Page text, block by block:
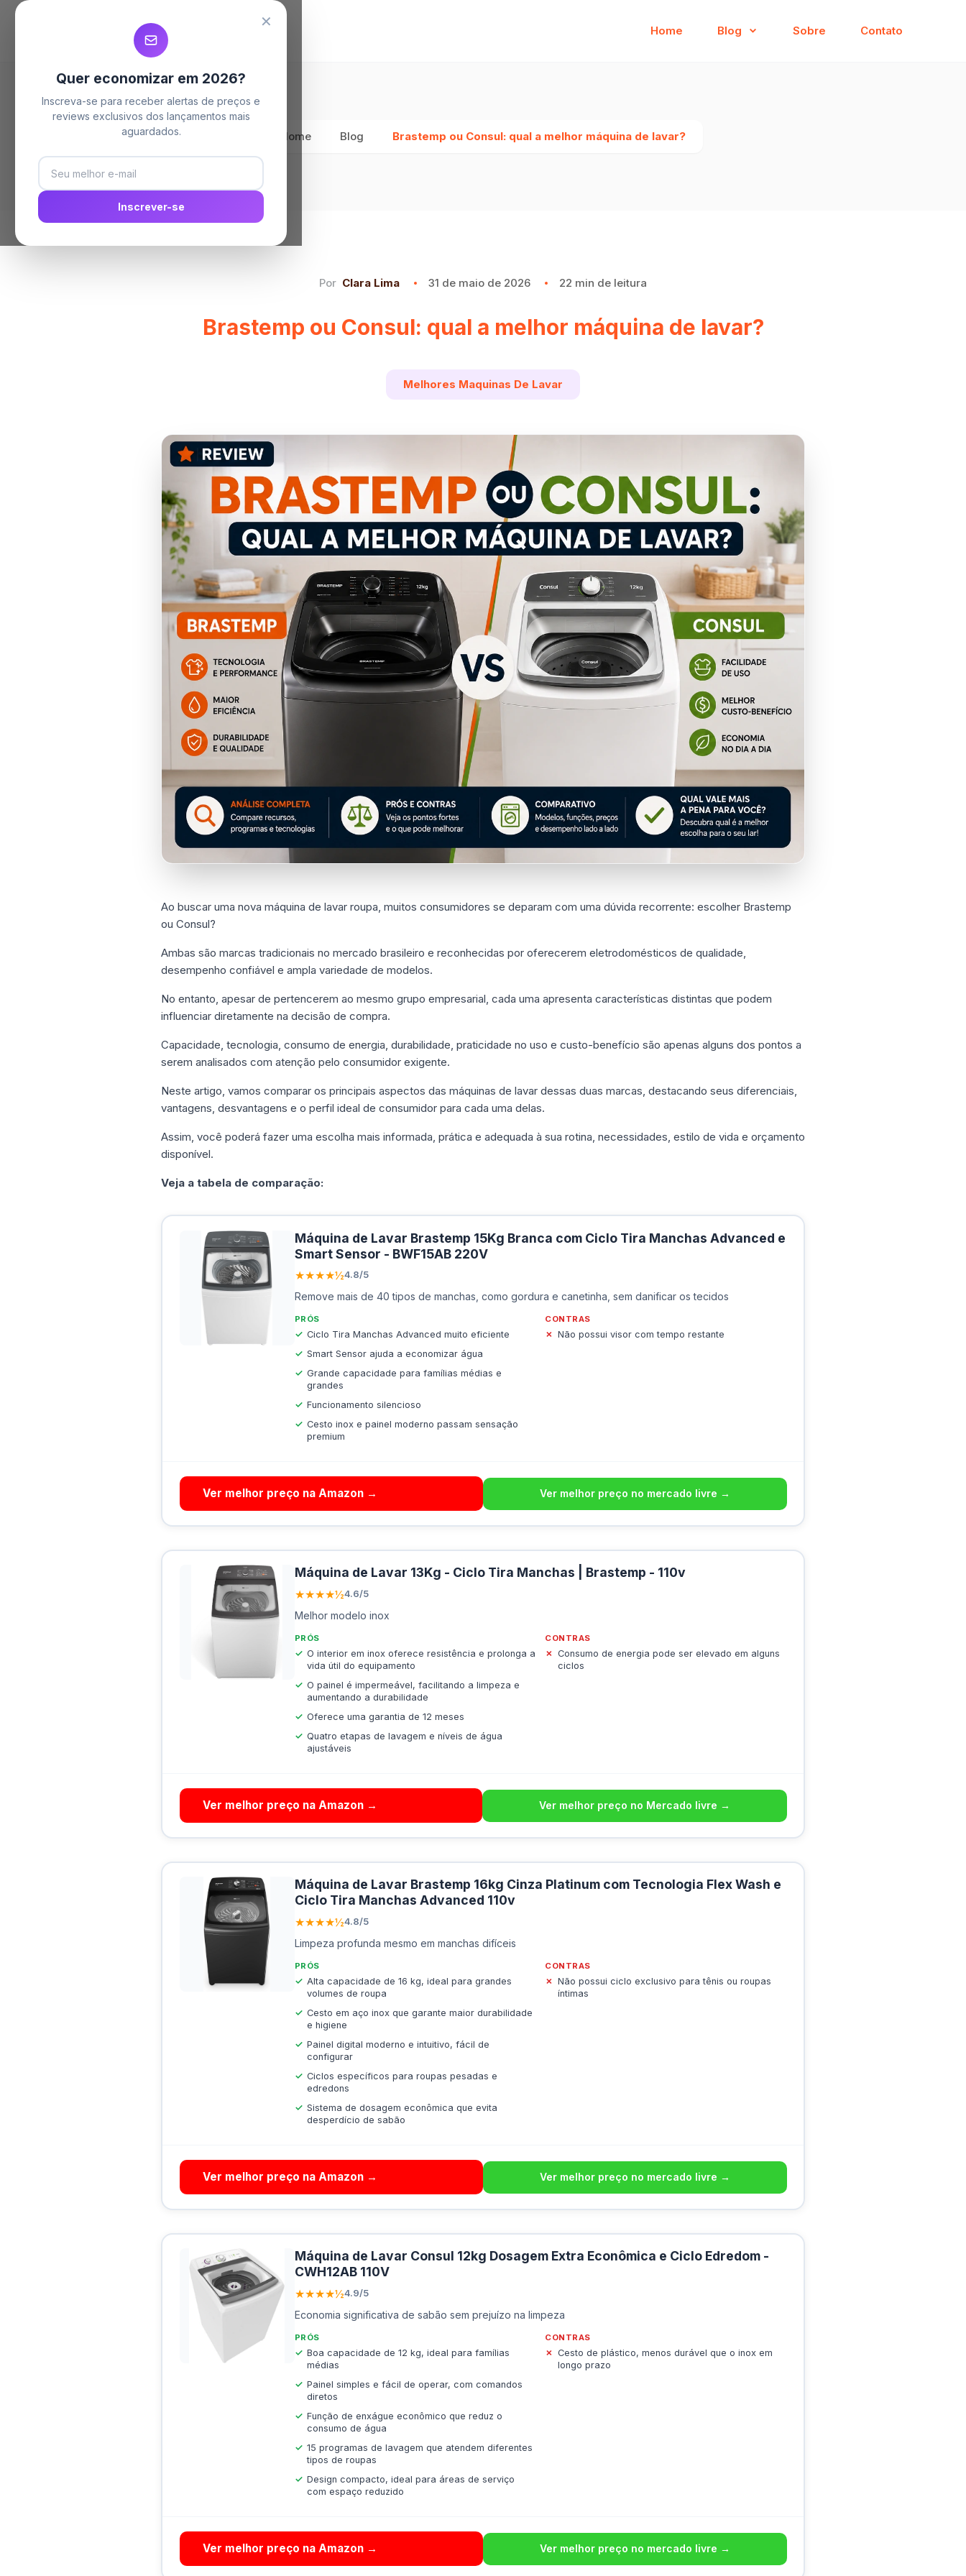
Home Blog Sobre Contato
Home Blog Brastemp ou Consul: qual a melhor máquina de lavar?
Por Clara Lima 31 de maio de 2026 22 min de leitura
Brastemp ou Consul: qual a melhor máquina de lavar?
Melhores Maquinas De Lavar
Ao buscar uma nova máquina de lavar roupa, muitos consumidores se deparam com uma dúvida recorrente: escolher Brastemp
ou Consul?
Ambas são marcas tradicionais no mercado brasileiro e reconhecidas por oferecerem eletrodomésticos de qualidade,
desempenho confiável e ampla variedade de modelos.
No entanto, apesar de pertencerem ao mesmo grupo empresarial, cada uma apresenta características distintas que podem
influenciar diretamente na decisão de compra.
Capacidade, tecnologia, consumo de energia, durabilidade, praticidade no uso e custo-benefício são apenas alguns dos pontos a
serem analisados com atenção pelo consumidor exigente.
Neste artigo, vamos comparar os principais aspectos das máquinas de lavar dessas duas marcas, destacando seus diferenciais,
vantagens, desvantagens e o perfil ideal de consumidor para cada uma delas.
Assim, você poderá fazer uma escolha mais informada, prática e adequada à sua rotina, necessidades, estilo de vida e orçamento
disponível.
Veja a tabela de comparação:
Máquina de Lavar Brastemp 15Kg Branca com Ciclo Tira Manchas Advanced e
Smart Sensor - BWF15AB 220V
★★★★½4.8/5
Remove mais de 40 tipos de manchas, como gordura e canetinha, sem danificar os tecidos
PRÓS
Ciclo Tira Manchas Advanced muito eficiente
Smart Sensor ajuda a economizar água
Grande capacidade para famílias médias e
grandes
Funcionamento silencioso
Cesto inox e painel moderno passam sensação
premium
CONTRAS
Não possui visor com tempo restante
Ver melhor preço na Amazon → Ver melhor preço no mercado livre →
Máquina de Lavar 13Kg - Ciclo Tira Manchas | Brastemp - 110v
★★★★½4.6/5
Melhor modelo inox
PRÓS
O interior em inox oferece resistência e prolonga a
vida útil do equipamento
O painel é impermeável, facilitando a limpeza e
aumentando a durabilidade
Oferece uma garantia de 12 meses
Quatro etapas de lavagem e níveis de água
ajustáveis
CONTRAS
Consumo de energia pode ser elevado em alguns
ciclos
Ver melhor preço na Amazon → Ver melhor preço no Mercado livre →
Máquina de Lavar Brastemp 16kg Cinza Platinum com Tecnologia Flex Wash e
Ciclo Tira Manchas Advanced 110v
★★★★½4.8/5
Limpeza profunda mesmo em manchas difíceis
PRÓS
Alta capacidade de 16 kg, ideal para grandes
volumes de roupa
Cesto em aço inox que garante maior durabilidade
e higiene
Painel digital moderno e intuitivo, fácil de
configurar
Ciclos específicos para roupas pesadas e
edredons
Sistema de dosagem econômica que evita
desperdício de sabão
CONTRAS
Não possui ciclo exclusivo para tênis ou roupas
íntimas
Ver melhor preço na Amazon → Ver melhor preço no mercado livre →
Máquina de Lavar Consul 12kg Dosagem Extra Econômica e Ciclo Edredom -
CWH12AB 110V
★★★★½4.9/5
Economia significativa de sabão sem prejuízo na limpeza
PRÓS
Boa capacidade de 12 kg, ideal para famílias
médias
Painel simples e fácil de operar, com comandos
diretos
Função de enxágue econômico que reduz o
consumo de água
15 programas de lavagem que atendem diferentes
tipos de roupas
Design compacto, ideal para áreas de serviço
com espaço reduzido
CONTRAS
Cesto de plástico, menos durável que o inox em
longo prazo
Ver melhor preço na Amazon → Ver melhor preço no mercado livre →
✕
Quer economizar em 2026?
Inscreva-se para receber alertas de preços e
reviews exclusivos dos lançamentos mais
aguardados.
Inscrever-se